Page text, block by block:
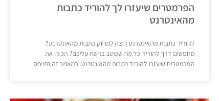
הפרמטרים שיעזרו לך להוריד כתבות
מהאינטרנט
להוריד כתבות מהאינטרנט רוצה למחוק כתבות מהאינטרנט?
מחפשים דרך להוריד כל מה שכתוב ברשת עליכם? הכירו את
הפרמטרים שיעזרו להוריד כתבות מהאינטרנט. במאמר זה נתייחס